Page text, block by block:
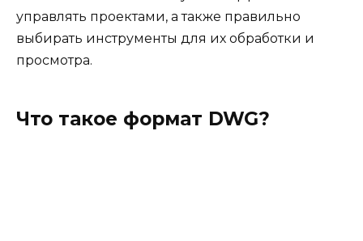
управлять проектами, а также правильно
выбирать инструменты для их обработки и
просмотра.
Что такое формат DWG?